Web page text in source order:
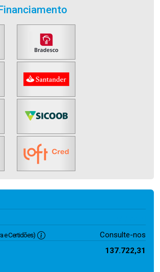
e Certidões)
Consulte-nos
137.722,31